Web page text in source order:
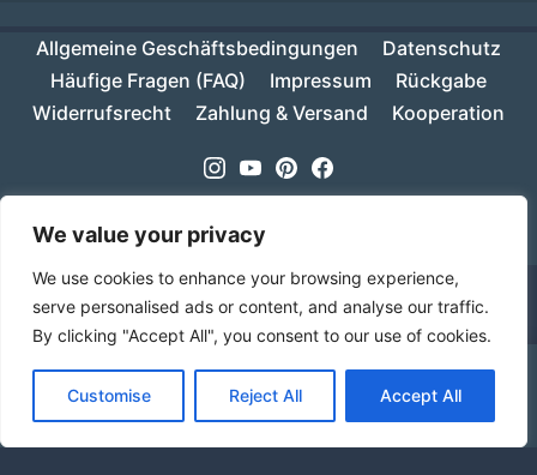
We value your privacy
We use cookies to enhance your browsing experience,
serve personalised ads or content, and analyse our traffic.
By clicking "Accept All", you consent to our use of cookies.
Customise Reject All Accept All
Ab einem Warenwert von 70€ ist deine Bestellung
innerhalb Deutschlands versandkostenfrei!Verwerfen
Allgemeine Geschäftsbedingungen
Datenschutz
Häufige Fragen (FAQ)
Impressum
Rückgabe
Widerrufsrecht
Zahlung & Versand Kooperation
Instagram
YoutubePinterestFacebook
Sprache